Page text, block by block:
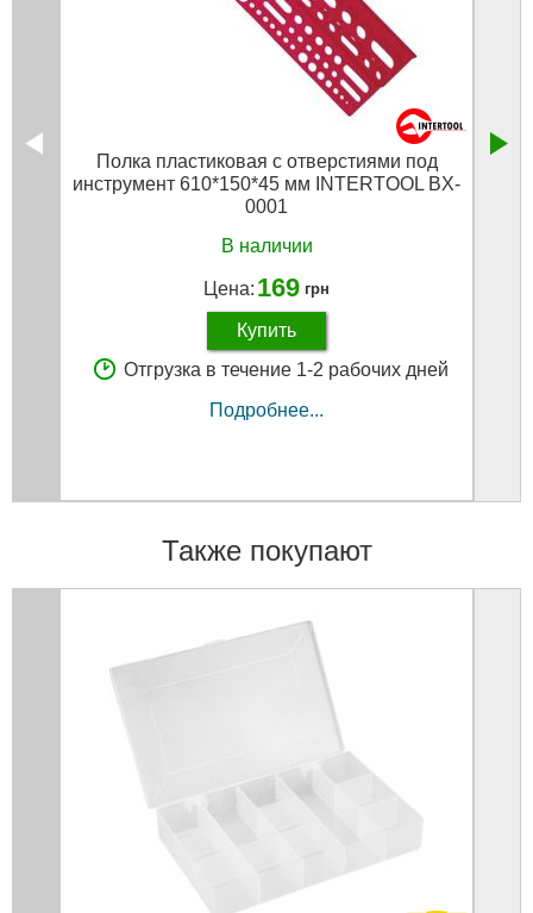
Полка пластиковая с отверстиями под
инструмент 610*150*45 мм INTERTOOL BX-
0001
В наличии
Цена: 169 грн
Купить
Отгрузка в течение 1-2 рабочих дней
Подробнее...
Также покупают